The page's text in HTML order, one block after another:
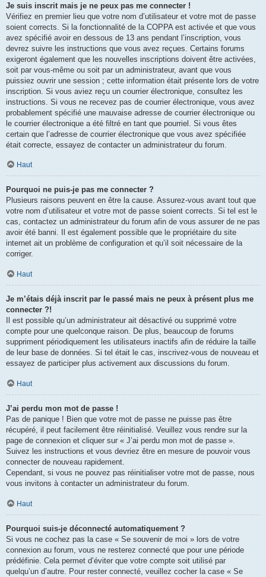
Je suis inscrit mais je ne peux pas me connecter !
Vérifiez en premier lieu que votre nom d’utilisateur et votre mot de passe
soient corrects. Si la fonctionnalité de la COPPA est activée et que vous
avez spécifié avoir en dessous de 13 ans pendant l’inscription, vous
devrez suivre les instructions que vous avez reçues. Certains forums
exigeront également que les nouvelles inscriptions doivent être activées,
soit par vous-même ou soit par un administrateur, avant que vous
puissiez ouvrir une session ; cette information était présente lors de votre
inscription. Si vous aviez reçu un courrier électronique, consultez les
instructions. Si vous ne recevez pas de courrier électronique, vous avez
probablement spécifié une mauvaise adresse de courrier électronique ou
le courrier électronique a été filtré en tant que pourriel. Si vous êtes
certain que l’adresse de courrier électronique que vous avez spécifiée
était correcte, essayez de contacter un administrateur du forum.
Haut
Pourquoi ne puis-je pas me connecter ?
Plusieurs raisons peuvent en être la cause. Assurez-vous avant tout que
votre nom d’utilisateur et votre mot de passe soient corrects. Si tel est le
cas, contactez un administrateur du forum afin de vous assurer de ne pas
avoir été banni. Il est également possible que le propriétaire du site
internet ait un problème de configuration et qu’il soit nécessaire de la
corriger.
Haut
Je m’étais déjà inscrit par le passé mais ne peux à présent plus me
connecter ?!
Il est possible qu’un administrateur ait désactivé ou supprimé votre
compte pour une quelconque raison. De plus, beaucoup de forums
suppriment périodiquement les utilisateurs inactifs afin de réduire la taille
de leur base de données. Si tel était le cas, inscrivez-vous de nouveau et
essayez de participer plus activement aux discussions du forum.
Haut
J’ai perdu mon mot de passe !
Pas de panique ! Bien que votre mot de passe ne puisse pas être
récupéré, il peut facilement être réinitialisé. Veuillez vous rendre sur la
page de connexion et cliquer sur « J’ai perdu mon mot de passe ».
Suivez les instructions et vous devriez être en mesure de pouvoir vous
connecter de nouveau rapidement.
Cependant, si vous ne pouvez pas réinitialiser votre mot de passe, nous
vous invitons à contacter un administrateur du forum.
Haut
Pourquoi suis-je déconnecté automatiquement ?
Si vous ne cochez pas la case « Se souvenir de moi » lors de votre
connexion au forum, vous ne resterez connecté que pour une période
prédéfinie. Cela permet d’éviter que votre compte soit utilisé par
quelqu’un d’autre. Pour rester connecté, veuillez cocher la case « Se